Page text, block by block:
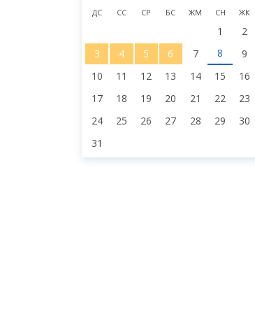
ДС СС СР БС ЖМ СН ЖК
1
2
3
4 5 6 7 8
9
10
11 12 13 14 15
16
17
18 19 20 21 22
23
24
25 26 27 28 29
30
31